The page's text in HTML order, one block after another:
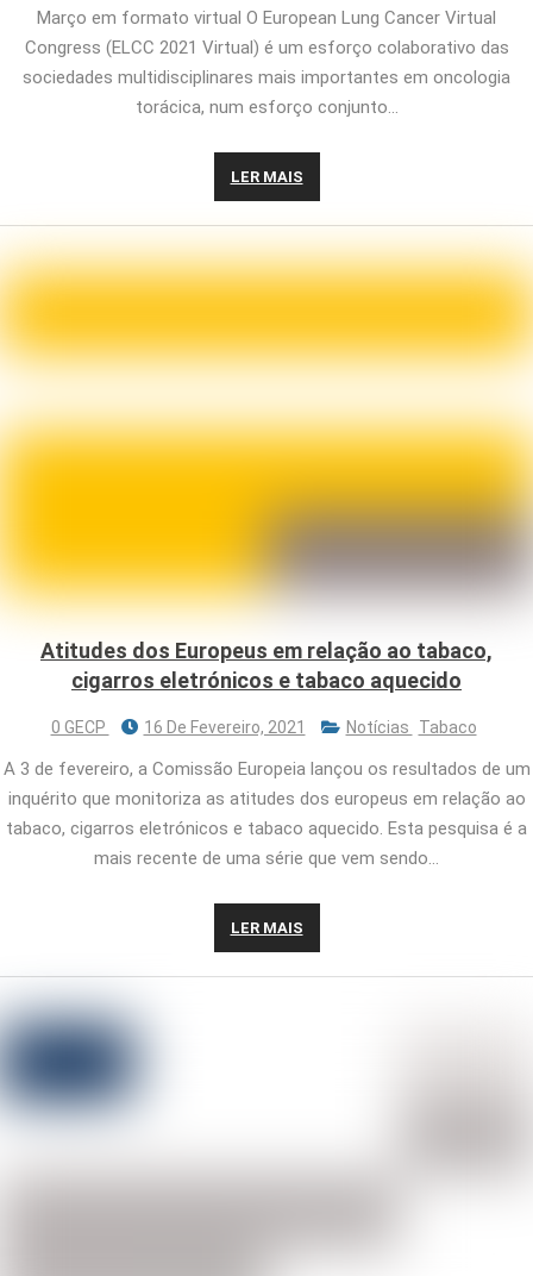
Março em formato virtual O European Lung Cancer Virtual
Congress (ELCC 2021 Virtual) é um esforço colaborativo das
sociedades multidisciplinares mais importantes em oncologia
torácica, num esforço conjunto…
LER MAIS
Atitudes dos Europeus em relação ao tabaco,
cigarros eletrónicos e tabaco aquecido
0 GECP 16 De Fevereiro, 2021 Notícias Tabaco
A 3 de fevereiro, a Comissão Europeia lançou os resultados de um
inquérito que monitoriza as atitudes dos europeus em relação ao
tabaco, cigarros eletrónicos e tabaco aquecido. Esta pesquisa é a
mais recente de uma série que vem sendo…
LER MAIS